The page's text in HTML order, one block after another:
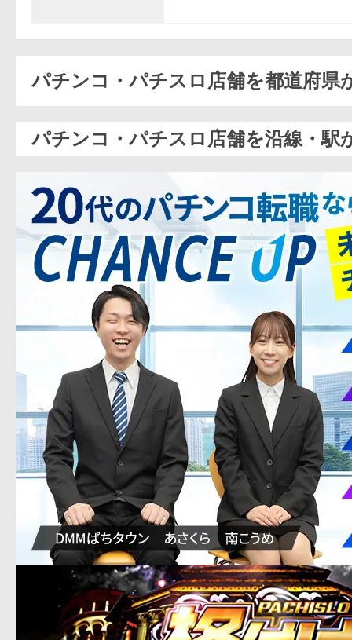
パチンコ・パチスロ店舗を都道府県
パチンコ・パチスロ店舗を沿線・駅